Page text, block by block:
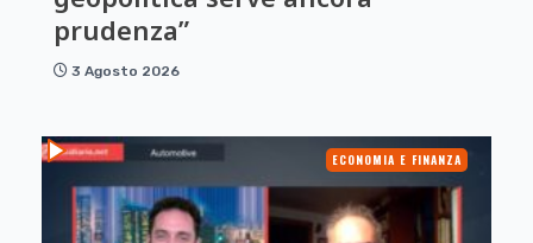
prudenza”
3 Agosto 2026
ECONOMIA E FINANZA